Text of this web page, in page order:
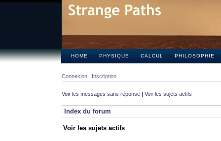
HOME PHYSIQUE CALCUL PHILOSOPHIE
Connexion Inscription
Voir les messages sans réponse | Voir les sujets actifs
Index du forum
Voir les sujets actifs